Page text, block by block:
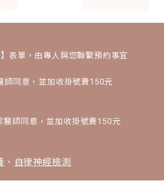
表單，由專人與您聯繫預約事宜
同意，並加收掛號費150元
師同意，並加收掛號費150元
、 自律神經檢測